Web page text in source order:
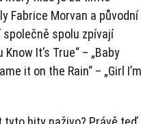
Fabrice Morvan a původní
spolu zpívají
It’s True“ – „Baby
it on the Rain“ – „Girl I’m